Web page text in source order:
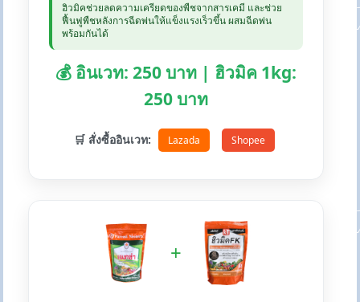
ฮิวมิคช่วยลดความเครียดของพืชจากสารเคมี และช่วย
ฟื้นฟูพืชหลังการฉีดพ่นให้แข็งแรงเร็วขึ้น ผสมฉีดพ่น
พร้อมกันได้
💰 อินเวท: 250 บาท | ฮิวมิค 1kg:
250 บาท
🛒 สั่งซื้ออินเวท: Lazada Shopee
+